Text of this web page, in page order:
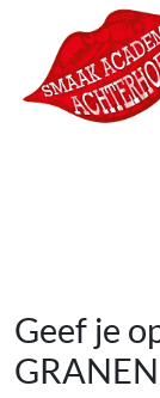
Ga naar de inhoud
Geef je